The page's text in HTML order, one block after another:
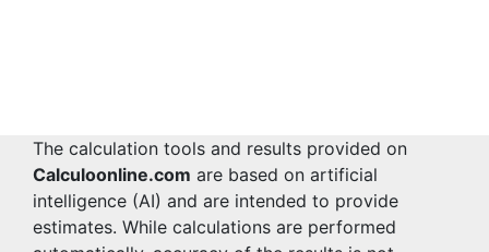
The calculation tools and results provided on
Calculoonline.com are based on artificial
intelligence (AI) and are intended to provide
estimates. While calculations are performed